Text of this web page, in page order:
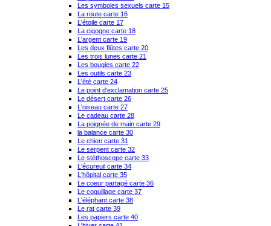
Les symboles sexuels carte 15
La route carte 16
L'étoile carte 17
La cigogne carte 18
L'argent carte 19
Les deux flûtes carte 20
Les trois lunes carte 21
Les bougies carte 22
Les outils carte 23
L'été carte 24
Le point d'exclamation carte 25
Le désert carte 26
L'oiseau carte 27
Le cadeau carte 28
La poignée de main carte 29
la balance carte 30
Le chien carte 31
Le serpent carte 32
Le stéthoscope carte 33
L'écureuil carte 34
L'hôpital carte 35
Le coeur partagé carte 36
Le coquillage carte 37
L'éléphant carte 38
Le rat carte 39
Les papiers carte 40